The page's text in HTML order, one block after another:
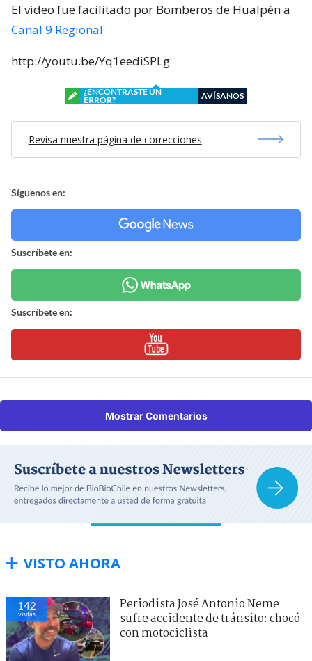
El video fue facilitado por Bomberos de Hualpén a
Canal 9 Regional
http://youtu.be/Yq1eediSPLg
¿ENCONTRASTE UN
ERROR?
AVÍSANOS
Revisa nuestra página de correcciones
Síguenos en:
Suscríbete en:
Suscríbete en:
Mostrar Comentarios
VISTO AHORA
142
visitas
Periodista José Antonio Neme
sufre accidente de tránsito: chocó
con motociclista